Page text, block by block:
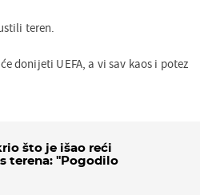
teren.
donijeti UEFA, a vi sav kaos i potez
što je išao reći
terena: ''Pogodilo